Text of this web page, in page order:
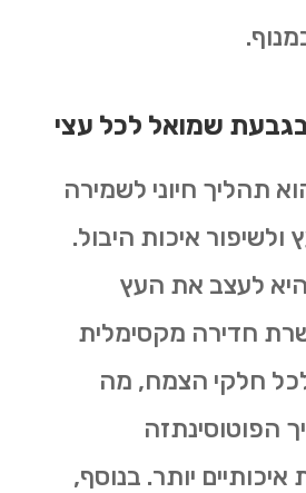
בגבעת שמואל לכל עצי
תהליך חיוני לשמירה
ולשיפור איכות היבול.
לעצב את העץ
חדירה מקסימלית
חלקי הצמח, מה
הפוטוסינתזה
איכותיים יותר. בנוסף,